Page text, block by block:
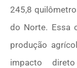
245,8
do Norte. Essa
produção
impacto